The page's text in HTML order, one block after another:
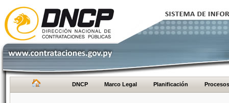
DNCP Marco Legal Planificación Procesos